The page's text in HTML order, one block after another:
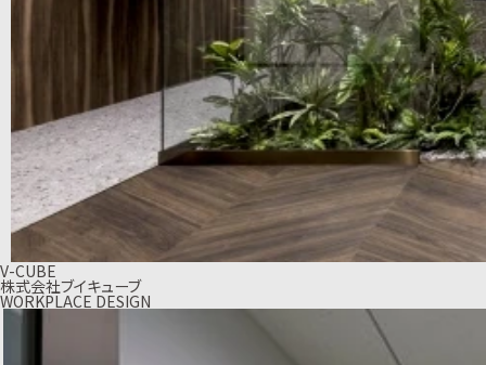
V-CUBE
株式会社ブイキューブ
WORKPLACE DESIGN